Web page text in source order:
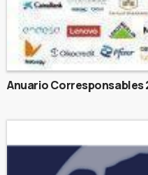
Anuario Corresponsables